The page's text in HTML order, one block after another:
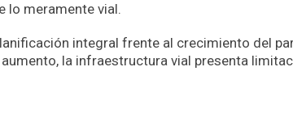
lo meramente vial.
integral frente al crecimiento del
la infraestructura vial presenta